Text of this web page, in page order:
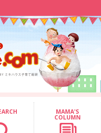
MAMA'S
COLUMN